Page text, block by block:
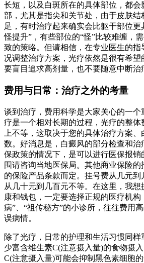
长短，以及白斑所在的具体部位，都
部，尤其是指尖和关节处，由于皮肤结
足，有时治疗起来确实会比躯干部位更
怪提升”，有些部位的“怪”比较难缠，
致的策略。但请相信，在专业医生的
况调整治疗方案，光疗依然是很有希望
要盲目追求高剂量，也不要随意中断治
费用与日常：治疗之外的考量
谈到治疗，费用科学是大家关心的一
疗是一个相对长期的过程，光疗的整体
上不等，这取决于您的具体治疗方案
数。好消息是，白癜风的部分检查和治
保政策的情况下，是可以进行医保报
围请咨询当地医保局。其他商业保险
的保险产品条款而定。挂号费从几元到
从几十元到几百元不等。在这里，我
康和钱包，一定要选择正规的医疗机构
病”、“祖传秘方”的小诊所，往往费用
误病情。
除了光疗，日常的护理和生活习惯同
少富含维生素C(注意摄入量)的食物摄
C(注意摄入量)可能会抑制黑色素细胞